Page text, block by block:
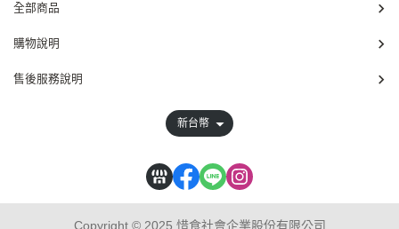
全部商品
購物說明
售後服務說明
新台幣
Copyright © 2025 惜食社會企業股份有限公司